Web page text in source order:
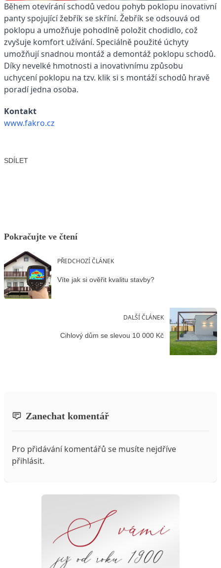
Během otevírání schodů vedou pohyb poklopu inovativní
panty spojující žebřík se skříní. Žebřík se odsouvá od
poklopu a umožňuje pohodlně položit chodidlo, což
zvyšuje komfort užívání. Speciálně použité úchyty
umožňují snadnou montáž a demontáž poklopu schodů.
Díky nevelké hmotnosti a inovativnímu způsobu
uchycení poklopu na tzv. klik si s montáží schodů hravě
poradí jedna osoba.
Kontakt
www.fakro.cz
SDÍLET
Pokračujte ve čtení
PŘEDCHOZÍ ČLÁNEK
Víte jak si ověřit kvalitu stavby?
DALŠÍ ČLÁNEK
Cihlový dům se slevou 10 000 Kč
Zanechat komentář
Pro přidávání komentářů se musíte nejdříve
přihlásit.